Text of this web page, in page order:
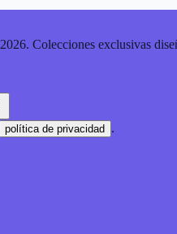
Colecciones exclusivas
política de privacidad .